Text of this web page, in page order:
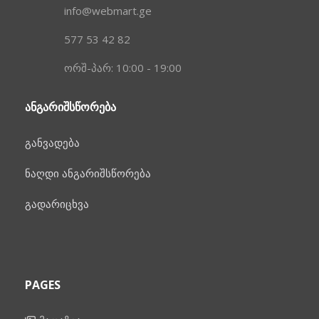
info@webmart.ge
577 53 42 82
ორშ-პარ: 10:00 - 19:00
ᲐᲜᲒᲐᲠᲘᲨᲡᲬᲝᲠᲔᲑᲐ
განვადება
ნაღდი ანგარიშსწორება
გადარიცხვა
PAGES